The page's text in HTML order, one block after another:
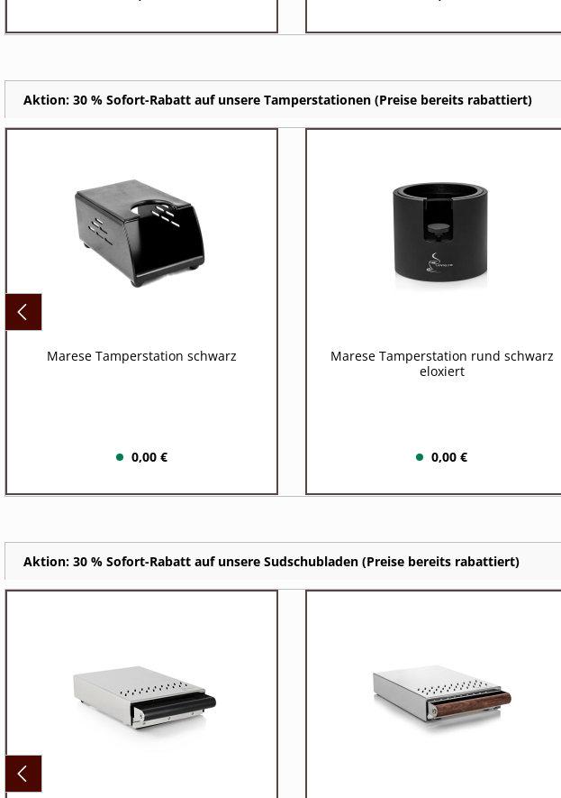
Aktion: 30 % Sofort-Rabatt auf unsere Tamperstationen (Preise bereits rabattiert)
Marese Tamperstation schwarz
0,00 €
Marese Tamperstation rund schwarz
eloxiert
0,00 €
Aktion: 30 % Sofort-Rabatt auf unsere Sudschubladen (Preise bereits rabattiert)